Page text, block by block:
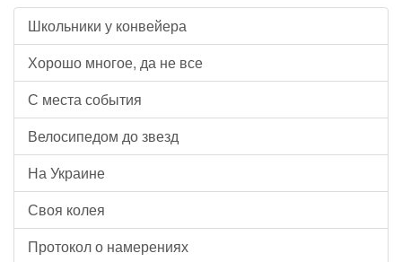
Школьники у конвейера
Хорошо многое, да не все
С места события
Велосипедом до звезд
На Украине
Своя колея
Протокол о намерениях